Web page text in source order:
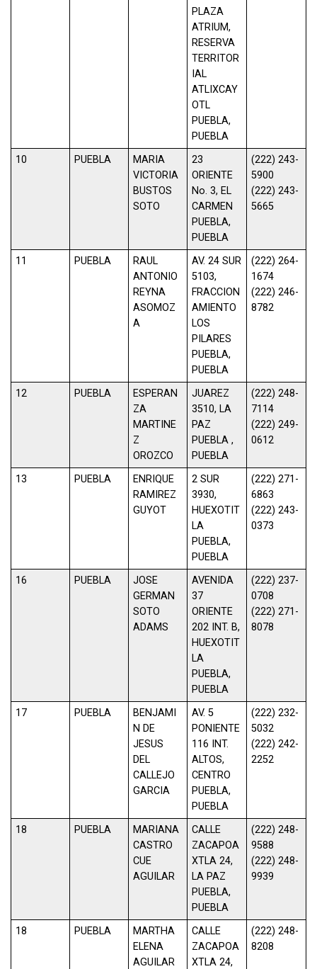
PLAZA
ATRIUM,
RESERVA
TERRITOR
IAL
ATLIXCAY
OTL
PUEBLA,
PUEBLA
10 PUEBLA
MARIA
VICTORIA
BUSTOS
SOTO
23
ORIENTE
No. 3, EL
CARMEN
PUEBLA,
PUEBLA
(222) 243-
5900
(222) 243-
5665
11 PUEBLA
RAUL
ANTONIO
REYNA
ASOMOZ
A
AV. 24 SUR
5103,
FRACCION
AMIENTO
LOS
PILARES
PUEBLA,
PUEBLA
(222) 264-
1674
(222) 246-
8782
12 PUEBLA
ESPERAN
ZA
MARTINE
Z
OROZCO
JUAREZ
3510, LA
PAZ
PUEBLA ,
PUEBLA
(222) 248-
7114
(222) 249-
0612
13 PUEBLA
ENRIQUE
RAMIREZ
GUYOT
2 SUR
3930,
HUEXOTIT
LA
PUEBLA,
PUEBLA
(222) 271-
6863
(222) 243-
0373
16 PUEBLA
JOSE
GERMAN
SOTO
ADAMS
AVENIDA
37
ORIENTE
202 INT. B,
HUEXOTIT
LA
PUEBLA,
PUEBLA
(222) 237-
0708
(222) 271-
8078
17 PUEBLA
BENJAMI
N DE
JESUS
DEL
CALLEJO
GARCIA
AV. 5
PONIENTE
116 INT.
ALTOS,
CENTRO
PUEBLA,
PUEBLA
(222) 232-
5032
(222) 242-
2252
18 PUEBLA
MARIANA
CASTRO
CUE
AGUILAR
CALLE
ZACAPOA
XTLA 24,
LA PAZ
PUEBLA,
PUEBLA
(222) 248-
9588
(222) 248-
9939
18 PUEBLA
MARTHA
ELENA
AGUILAR
CALLE
ZACAPOA
XTLA 24,
(222) 248-
8208